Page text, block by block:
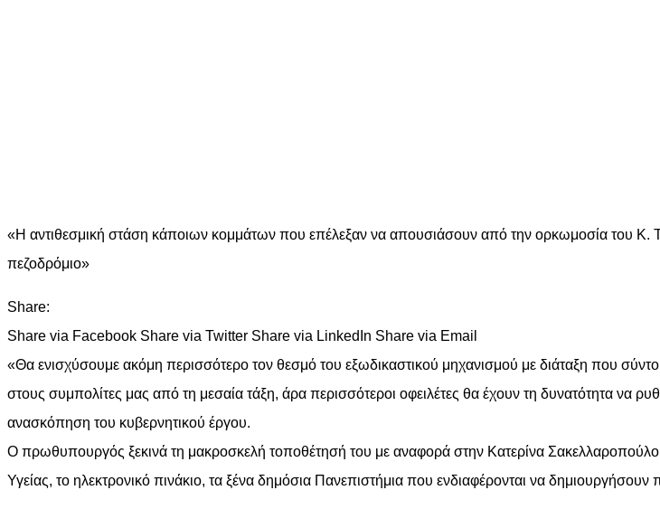
«Η αντιθεσμική στάση κάποιων κομμάτων που επέλεξαν να απουσιάσουν από την ορκωμοσία του Κ.
πεζοδρόμιο»
Share:
Share via Facebook Share via Twitter Share via LinkedIn Share via Email
«Θα ενισχύσουμε ακόμη περισσότερο τον θεσμό του εξωδικαστικού μηχανισμού με διάταξη που
στους συμπολίτες μας από τη μεσαία τάξη, άρα περισσότεροι οφειλέτες θα έχουν τη δυνατότητα να
ανασκόπηση του κυβερνητικού έργου.
Ο πρωθυπουργός ξεκινά τη μακροσκελή τοποθέτησή του με αναφορά στην Κατερίνα
Υγείας, το ηλεκτρονικό πινάκιο, τα ξένα δημόσια Πανεπιστήμια που ενδιαφέρονται να